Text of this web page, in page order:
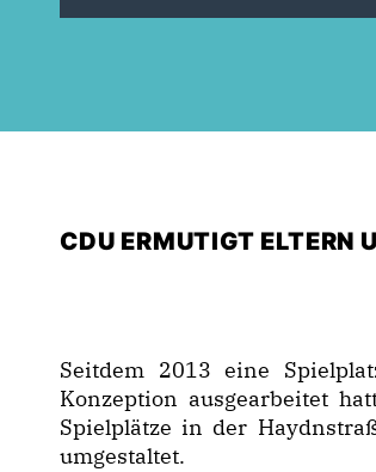
CDU ERMUTIGT ELTERN
Seitdem 2013 eine
Konzeption ausgearbeitet
Spielplätze in der
umgestaltet.